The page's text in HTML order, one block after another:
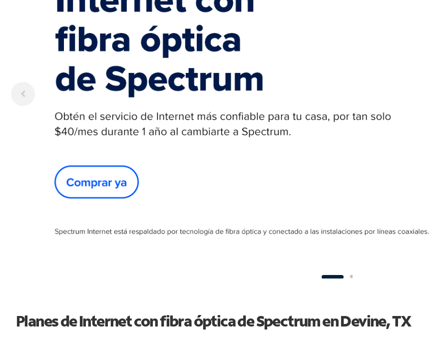
Planes de Internet con fibra óptica de Spectrum en Devine, TX